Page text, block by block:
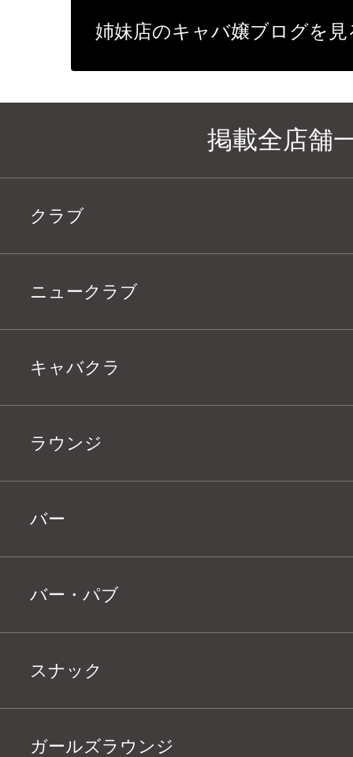
姉妹店のキャバ嬢ブログを見
掲載全店舗
クラブ
ニュークラブ
キャバクラ
ラウンジ
バー
バー・パブ
スナック
ガールズラウンジ